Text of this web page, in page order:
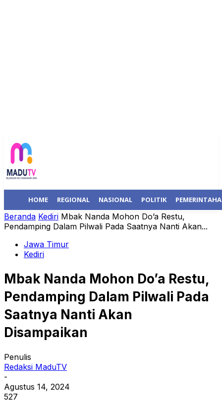
HOME REGIONAL NASIONAL POLITIK
Beranda Kediri Mbak Nanda Mohon Do’a Restu,
Pendamping Dalam Pilwali Pada Saatnya Nanti Akan...
Jawa Timur
Kediri
Mbak Nanda Mohon Do’a Restu,
Pendamping Dalam Pilwali Pada
Saatnya Nanti Akan
Disampaikan
Penulis
Redaksi MaduTV
-
Agustus 14, 2024
527